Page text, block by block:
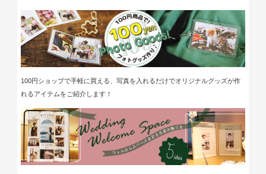
100円ショップで手軽に買える、写真を入れるだけでオリジナルグッズが作
れるアイテムをご紹介します！